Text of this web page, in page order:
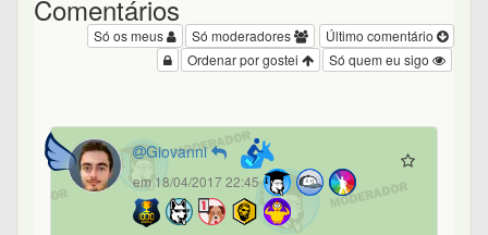
Comentários
Último comentário
Só moderadores
Só os meus
Só quem eu sigo
Ordenar por gostei
Giovanni
em 18/04/2017 22:45